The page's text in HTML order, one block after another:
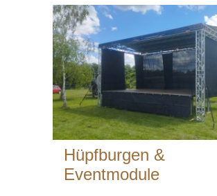
Hüpfburgen &
Eventmodule